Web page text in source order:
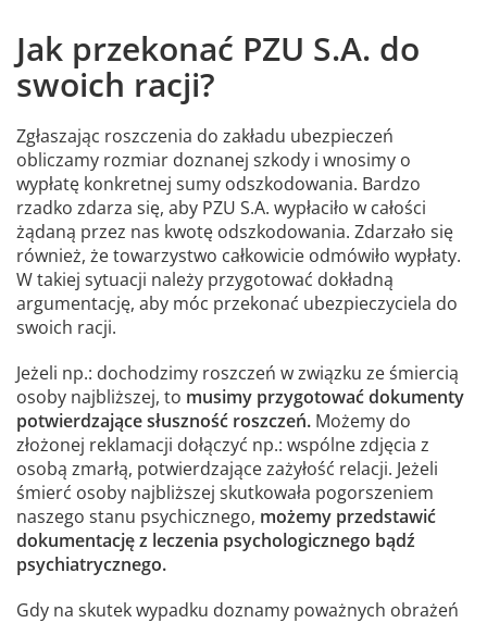
Jak przekonać PZU S.A. do
swoich racji?
Zgłaszając roszczenia do zakładu ubezpieczeń
obliczamy rozmiar doznanej szkody i wnosimy o
wypłatę konkretnej sumy odszkodowania. Bardzo
rzadko zdarza się, aby PZU S.A. wypłaciło w całości
żądaną przez nas kwotę odszkodowania. Zdarzało się
również, że towarzystwo całkowicie odmówiło wypłaty.
W takiej sytuacji należy przygotować dokładną
argumentację, aby móc przekonać ubezpieczyciela do
swoich racji.
Jeżeli np.: dochodzimy roszczeń w związku ze śmiercią
osoby najbliższej, to musimy przygotować dokumenty
potwierdzające słuszność roszczeń. Możemy do
złożonej reklamacji dołączyć np.: wspólne zdjęcia z
osobą zmarłą, potwierdzające zażyłość relacji. Jeżeli
śmierć osoby najbliższej skutkowała pogorszeniem
naszego stanu psychicznego, możemy przedstawić
dokumentację z leczenia psychologicznego bądź
psychiatrycznego.
Gdy na skutek wypadku doznamy poważnych obrażeń